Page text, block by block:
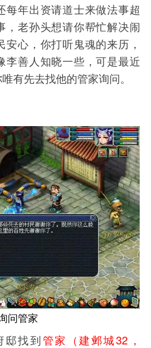
每年出资请道士来做法事超
，老孙头想请你帮忙解决闹
安心，你打听鬼魂的来历，
李善人知晓一些，可是最近
有先去找他的管家询问。
问管家
找到管家（建邺城32，